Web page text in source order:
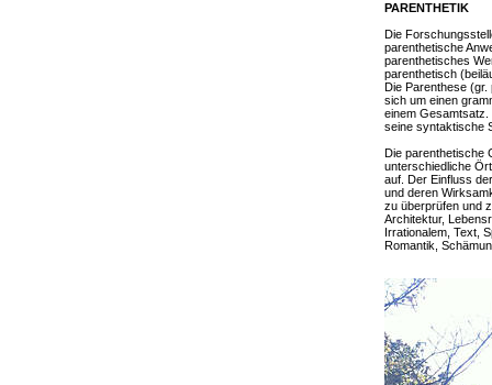
PARENTHETIK
Die
parenthetische
parenthetisches
parenthetisch
Die Parenthese (gr.
sich um einen
einem
seine syntaktische
Die parenthetische
unterschiedliche
auf. Der Einfluss
und deren
zu überprüfen und
Architektur,
Irrationalem, Text,
Romantik,